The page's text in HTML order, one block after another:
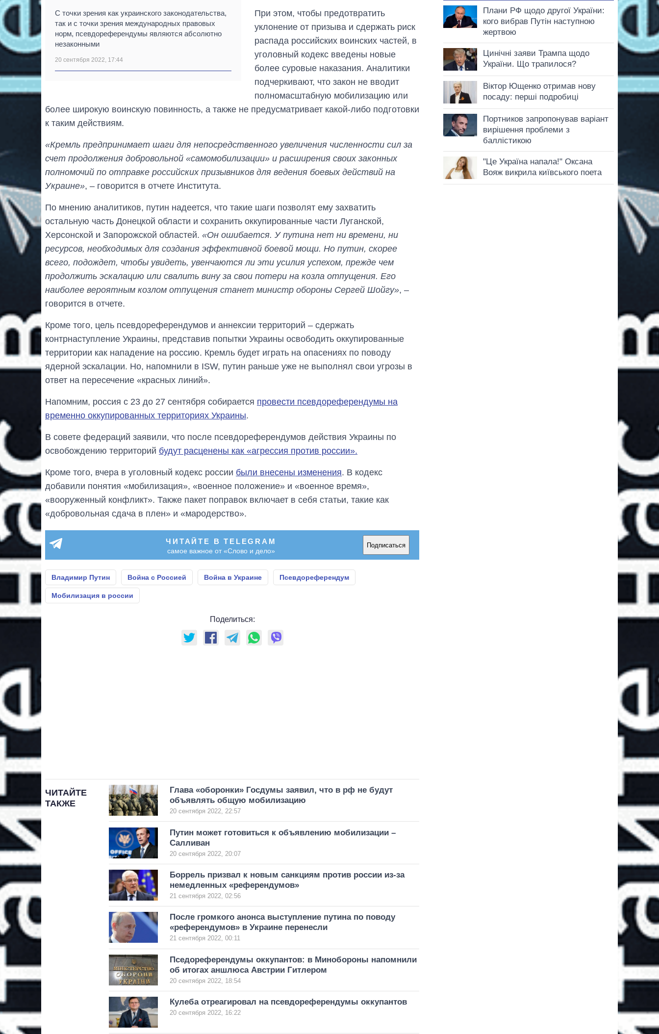
С точки зрения как украинского законодательства,
так и с точки зрения международных правовых
норм, псевдореферендумы являются абсолютно
незаконными
20 сентября 2022, 17:44
При этом, чтобы предотвратить
уклонение от призыва и сдержать риск
распада российских воинских частей, в
уголовный кодекс введены новые
более суровые наказания. Аналитики
подчеркивают, что закон не вводит
полномасштабную мобилизацию или
более широкую воинскую повинность, а также не предусматривает какой-либо подготовки
к таким действиям.
«Кремль предпринимает шаги для непосредственного увеличения численности сил за
счет продолжения добровольной «самомобилизации» и расширения своих законных
полномочий по отправке российских призывников для ведения боевых действий на
Украине», – говорится в отчете Института.
По мнению аналитиков, путин надеется, что такие шаги позволят ему захватить
остальную часть Донецкой области и сохранить оккупированные части Луганской,
Херсонской и Запорожской областей. «Он ошибается. У путина нет ни времени, ни
ресурсов, необходимых для создания эффективной боевой мощи. Но путин, скорее
всего, подождет, чтобы увидеть, увенчаются ли эти усилия успехом, прежде чем
продолжить эскалацию или свалить вину за свои потери на козла отпущения. Его
наиболее вероятным козлом отпущения станет министр обороны Сергей Шойгу», –
говорится в отчете.
Кроме того, цель псевдореферендумов и аннексии территорий – сдержать
контрнаступление Украины, представив попытки Украины освободить оккупированные
территории как нападение на россию. Кремль будет играть на опасениях по поводу
ядерной эскалации. Но, напомнили в ISW, путин раньше уже не выполнял свои угрозы в
ответ на пересечение «красных линий».
Напомним, россия с 23 до 27 сентября собирается провести псевдореферендумы на
временно оккупированных территориях Украины.
В совете федераций заявили, что после псевдореферендумов действия Украины по
освобождению территорий будут расценены как «агрессия против россии».
Кроме того, вчера в уголовный кодекс россии были внесены изменения. В кодекс
добавили понятия «мобилизация», «военное положение» и «военное время»,
«вооруженный конфликт». Также пакет поправок включает в себя статьи, такие как
«добровольная сдача в плен» и «мародерство».
ЧИТАЙТЕ В TELEGRAM
самое важное от «Слово и дело»
Подписаться
Владимир Путин Война с Россией Война в Украине Псевдореферендум
Мобилизация в россии
Поделиться:
ЧИТАЙТЕ
ТАКЖЕ
Глава «оборонки» Госдумы заявил, что в рф не будут
объявлять общую мобилизацию
20 сентября 2022, 22:57
Путин может готовиться к объявлению мобилизации –
Салливан
20 сентября 2022, 20:07
Боррель призвал к новым санкциям против россии из-за
немедленных «референдумов»
21 сентября 2022, 02:56
После громкого анонса выступление путина по поводу
«референдумов» в Украине перенесли
21 сентября 2022, 00:11
Пседореферендумы оккупантов: в Минобороны напомнили
об итогах аншлюса Австрии Гитлером
20 сентября 2022, 18:54
Кулеба отреагировал на псевдореферендумы оккупантов
20 сентября 2022, 16:22